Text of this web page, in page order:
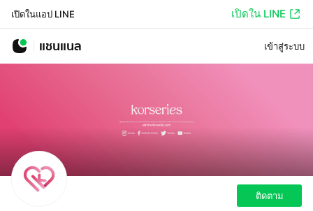
เปิดในแอป LINE เปิดใน LINE
แชนแนล เข้าสู่ระบบ
ติดตาม